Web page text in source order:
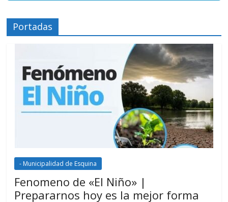
Portadas
- Municipalidad de Esquina
Fenomeno de «El Niño» |
Prepararnos hoy es la mejor forma